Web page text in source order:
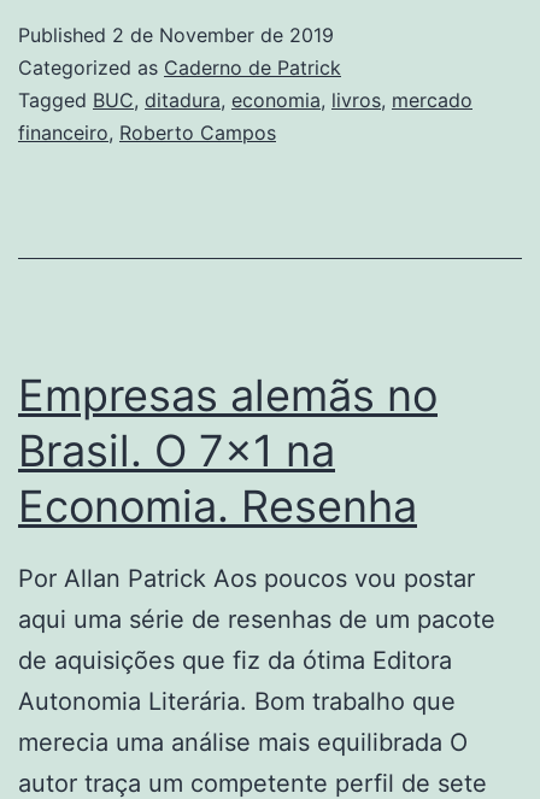
Published 2 de November de 2019
Categorized as Caderno de Patrick
Tagged BUC, ditadura, economia, livros, mercado
financeiro, Roberto Campos
Empresas alemãs no
Brasil. O 7×1 na
Economia. Resenha
Por Allan Patrick Aos poucos vou postar
aqui uma série de resenhas de um pacote
de aquisições que fiz da ótima Editora
Autonomia Literária. Bom trabalho que
merecia uma análise mais equilibrada O
autor traça um competente perfil de sete